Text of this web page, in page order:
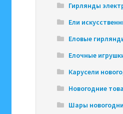
Гирлянды
Ели
Еловые
Елочные
Карусели
Новогодние
Шары